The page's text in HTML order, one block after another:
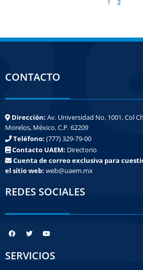
CONTACTO
Dirección: Av. Universidad No. 1001, Col
Morelos, México. C.P. 62209
Teléfono: (777) 329-79-00
Contacto UAEM: Directorio
Cuenta de correo exclusiva para
el sitio web: web@uaem.mx
REDES SOCIALES
SERVICIOS